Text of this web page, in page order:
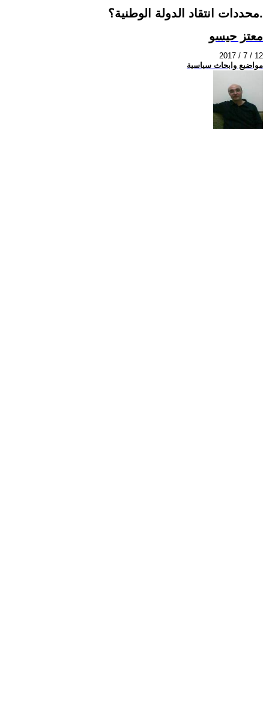
محددات انتقاد الدولة الوطنية؟.
معتز حيسو
2017 / 7 / 12
مواضيع وابحاث سياسية